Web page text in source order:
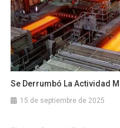
Se Derrumbó La Actividad
15 de septiembre de 2025